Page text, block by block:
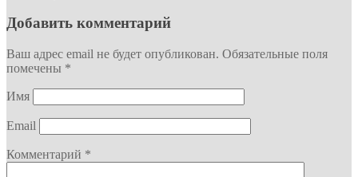
Добавить комментарий
Ваш адрес email не будет опубликован. Обязательные поля
помечены *
Имя
Email
Комментарий *